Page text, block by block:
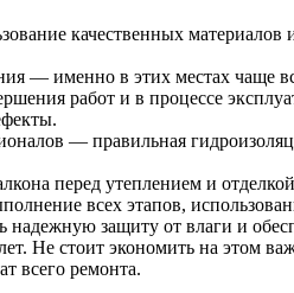
качественных материалов
— именно в этих местах чаще
работ и в процессе
— правильная
перед утеплением и
всех этапов,
надежную защиту от влаги и
Не стоит экономить на этом
всего ремонта.